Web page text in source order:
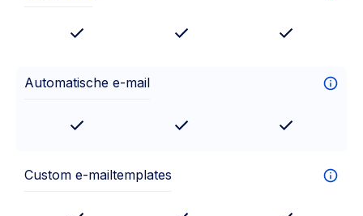
Automatische e-mail
Custom e-mailtemplates